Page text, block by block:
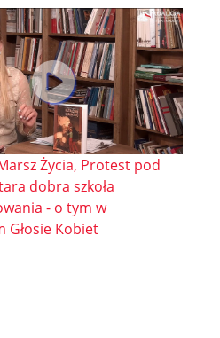
Życia, Protest pod
dobra szkoła
- o tym w
Głosie Kobiet